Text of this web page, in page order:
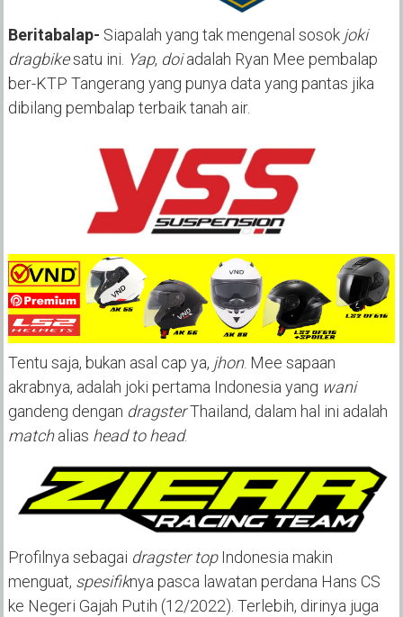
Beritabalap- Siapalah yang tak mengenal sosokjoki
dragbikesatu ini. Yap, doiadalah Ryan Mee pembalap
ber-KTP Tangerang yang punya data yang pantas jika
dibilang pembalap terbaik tanah air.
Tentu saja, bukan asal cap ya, jhon. Mee sapaan
akrabnya, adalah joki pertama Indonesia yang wani
gandeng dengan dragsterThailand, dalam hal ini adalah
matchalias head to head.
Profilnya sebagai dragster topIndonesia makin
menguat, spesifiknya pasca lawatan perdana Hans CS
ke Negeri Gajah Putih (12/2022). Terlebih, dirinya juga